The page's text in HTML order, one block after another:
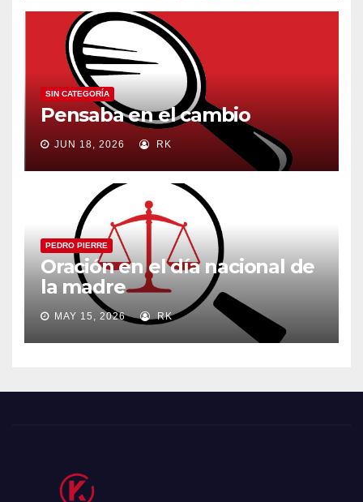
SIN CATEGORÍA
Pensaba en el cambio
JUN 18, 2026 RK
PEDRO PIERRE
Oración en el día nacional de
la madre
MAY 15, 2026 RK